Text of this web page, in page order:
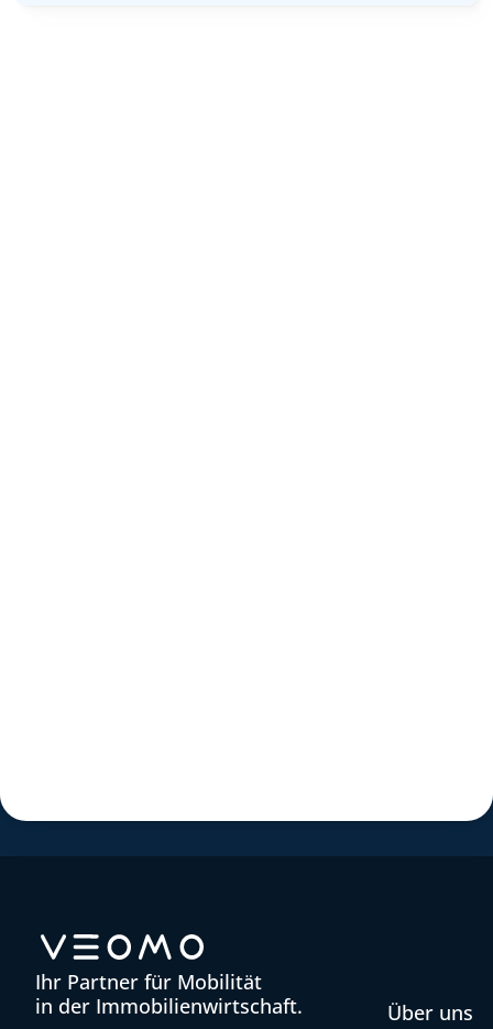
Ihr Partner für Mobilität
in der Immobilienwirtschaft.
Über uns